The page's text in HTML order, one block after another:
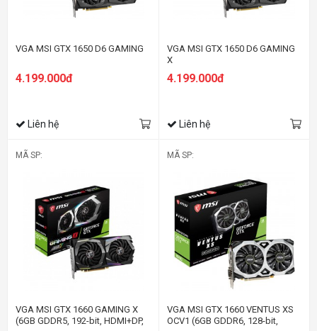
VGA MSI GTX 1650 D6 GAMING
4.199.000đ
Liên hệ
VGA MSI GTX 1650 D6 GAMING
X
4.199.000đ
Liên hệ
MÃ SP:
VGA MSI GTX 1660 GAMING X
(6GB GDDR5, 192-bit, HDMI+DP,
MÃ SP:
VGA MSI GTX 1660 VENTUS XS
OCV1 (6GB GDDR6, 128-bit,